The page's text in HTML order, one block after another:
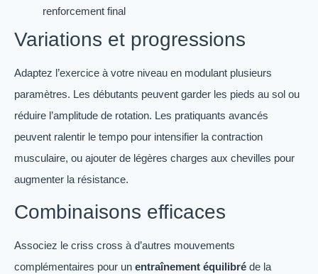
renforcement final
Variations et progressions
Adaptez l’exercice à votre niveau en modulant plusieurs
paramètres. Les débutants peuvent garder les pieds au sol ou
réduire l’amplitude de rotation. Les pratiquants avancés
peuvent ralentir le tempo pour intensifier la contraction
musculaire, ou ajouter de légères charges aux chevilles pour
augmenter la résistance.
Combinaisons efficaces
Associez le criss cross à d’autres mouvements
complémentaires pour un entraînement équilibré de la